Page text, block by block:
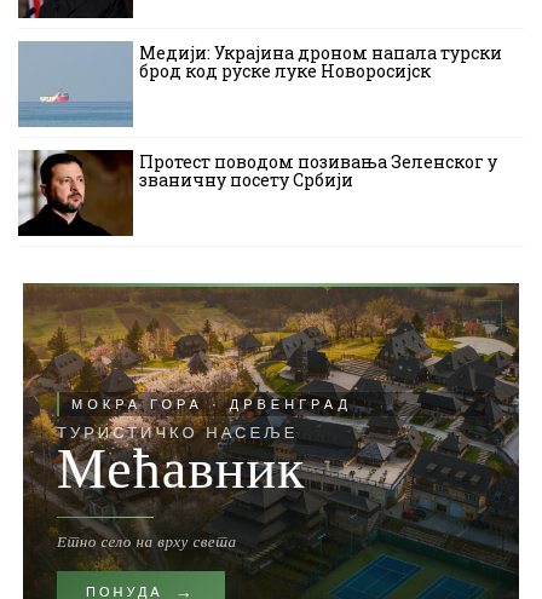
Медији: Украјина дроном напала турски
брод код руске луке Новоросијск
Протест поводом позивања Зеленског у
званичну посету Србији